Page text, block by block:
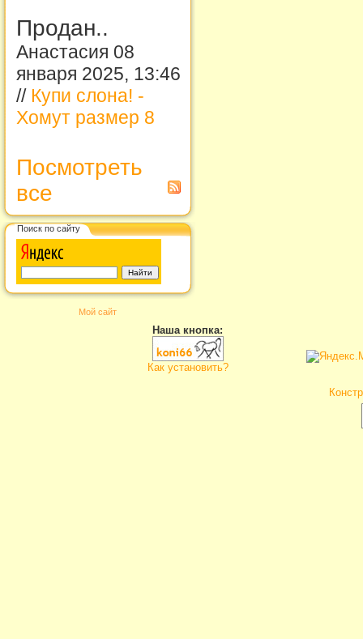
Продан..
Анастасия 08
января 2025, 13:46
// Купи слона! -
Хомут размер 8
Посмотреть
все
Поиск по сайту
Мой сайт
Наша кнопка:
Как установить?